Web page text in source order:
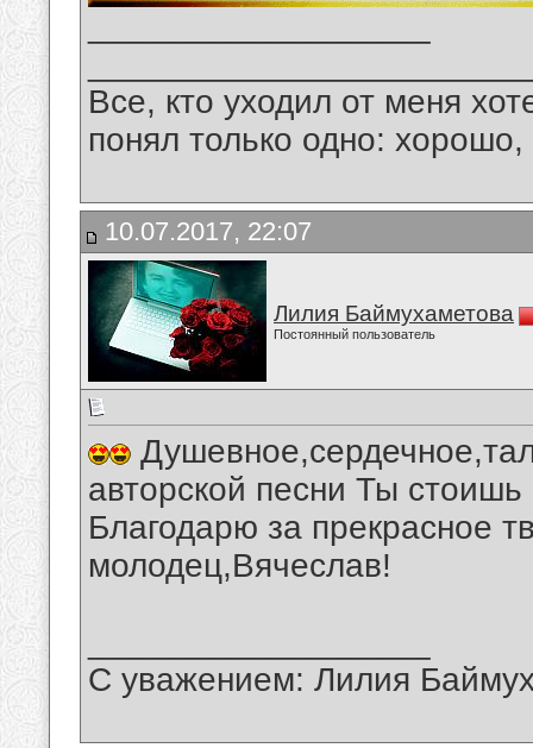
Все, кто уходил от меня
понял только одно:
10.07.2017, 22:07
Лилия Баймухаметова
Постоянный пользователь
авторской песни Ты
Благодарю за прекрасное
молодец,Вячеслав!
С уважением: Лилия